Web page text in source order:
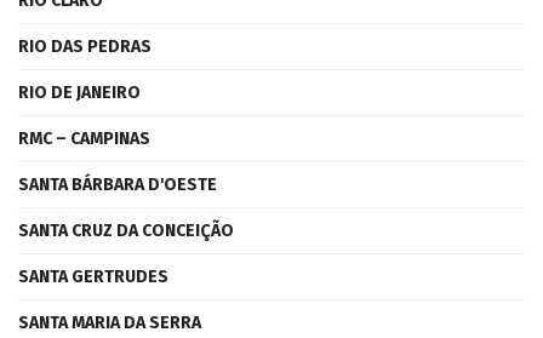
RIO DAS PEDRAS
RIO DE JANEIRO
RMC – CAMPINAS
SANTA BÁRBARA D'OESTE
SANTA CRUZ DA CONCEIÇÃO
SANTA GERTRUDES
SANTA MARIA DA SERRA